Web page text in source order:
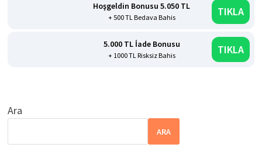
Hoşgeldin Bonusu 5.050 TL
+ 500 TL Bedava Bahis TIKLA
5.000 TL İade Bonusu
+ 1000 TL Risksiz Bahis TIKLA
Ara
ARA